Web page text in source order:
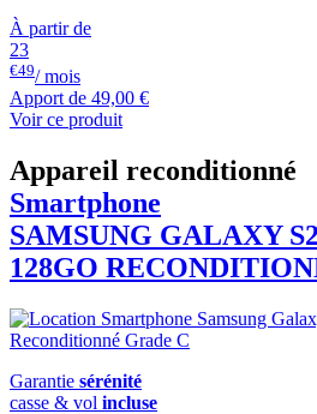
À partir de
23
€49/ mois
Apport de 49,00 €
Voir ce produit
Appareil reconditionné
Smartphone
SAMSUNG GALAXY
128GO
Garantie sérénité
casse & vol incluse